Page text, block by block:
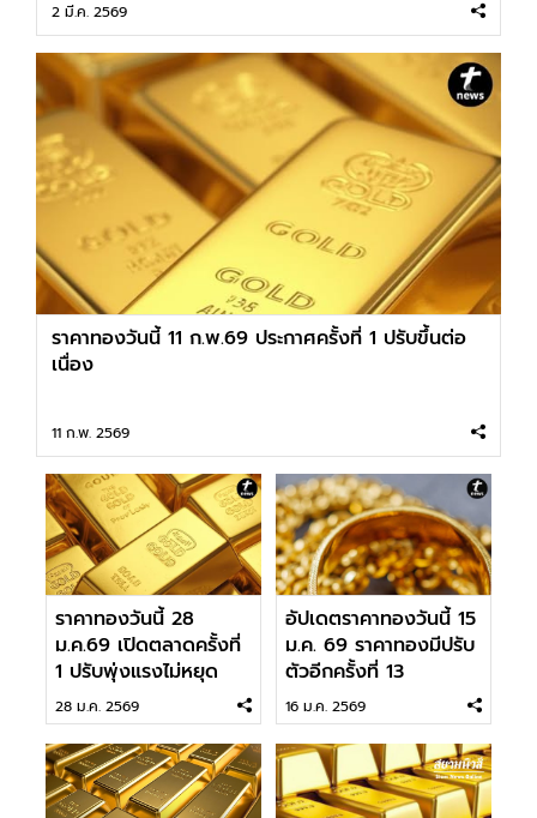
2 มี.ค. 2569
ราคาทองวันนี้ 11 ก.พ.69 ประกาศครั้งที่ 1 ปรับขึ้นต่อ
เนื่อง
11 ก.พ. 2569
ราคาทองวันนี้ 28
ม.ค.69 เปิดตลาดครั้งที่
1 ปรับพุ่งแรงไม่หยุด
28 ม.ค. 2569
อัปเดตราคาทองวันนี้ 15
ม.ค. 69 ราคาทองมีปรับ
ตัวอีกครั้งที่ 13
16 ม.ค. 2569